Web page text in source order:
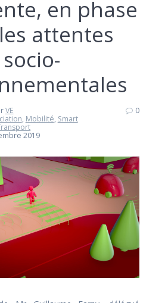
en phase
attentes
socio-
VE
, Mobilité, Smart
2019
0